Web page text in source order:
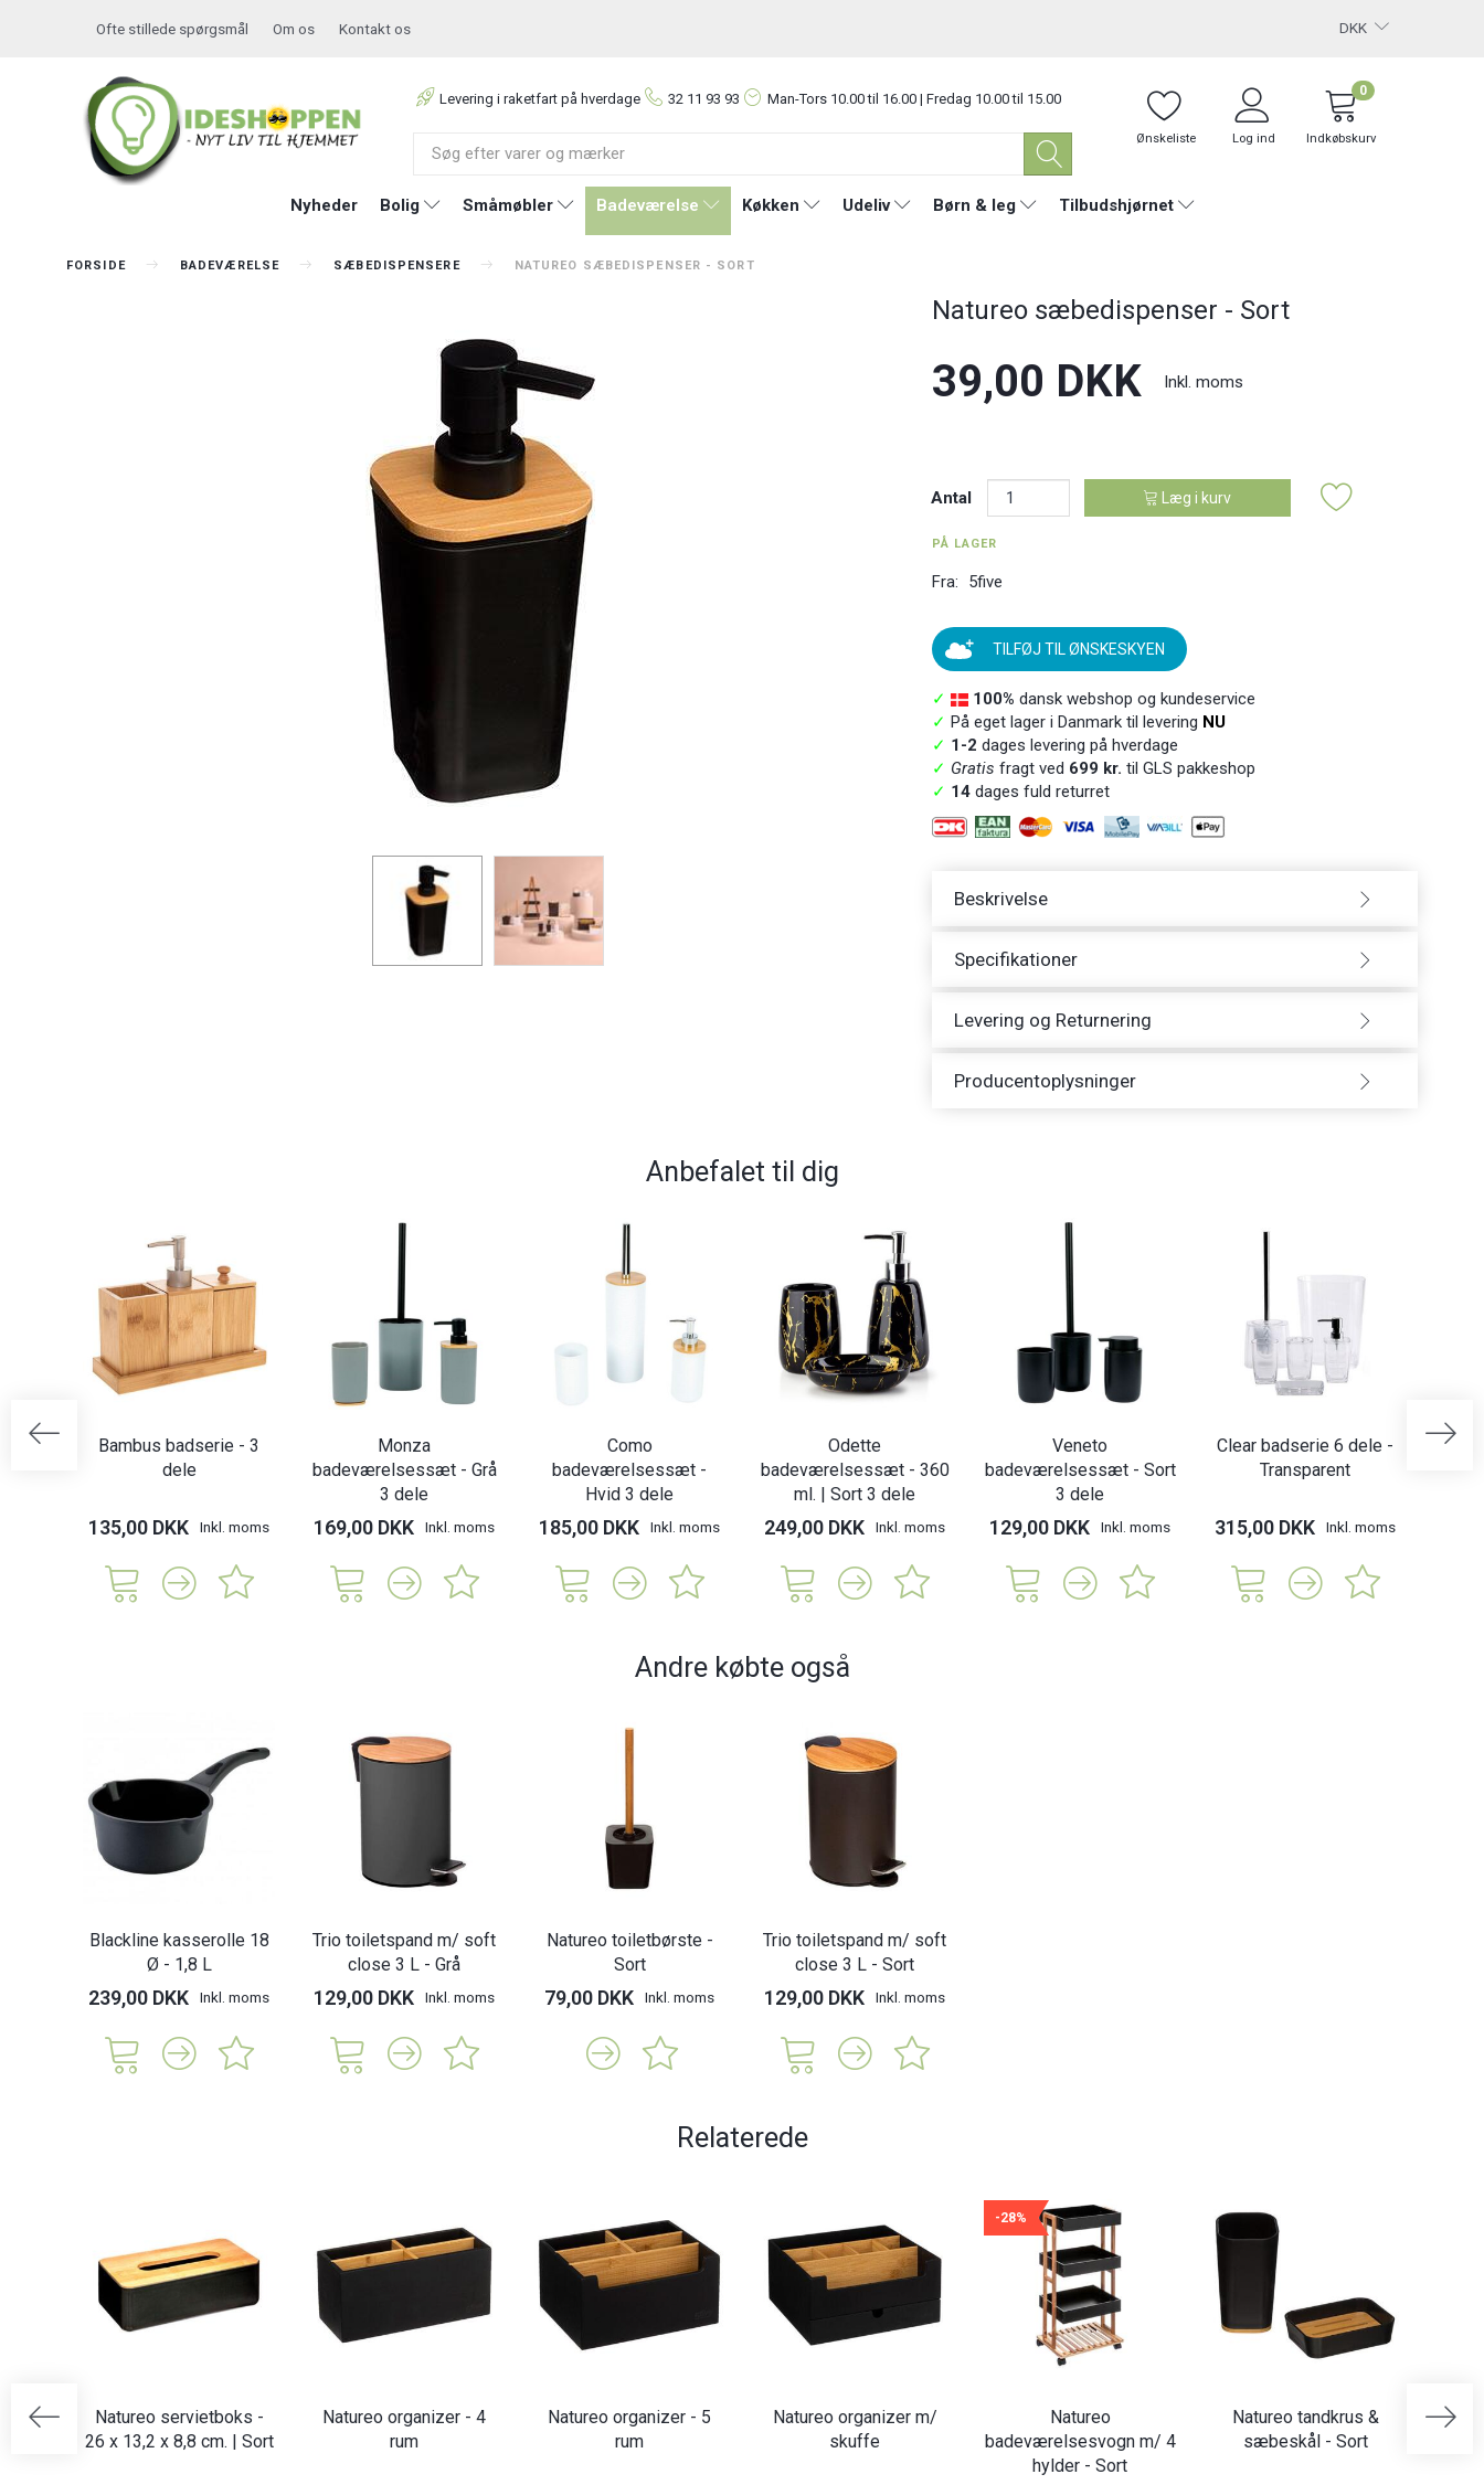
DKK
Ofte stillede spørgsmål Om os Kontakt os
Levering i raketfart på hverdage 32 11 93 93 Man-Tors 10.00 til 16.00 | Fredag 10.00 til 15.00
Ønskeliste Log ind Indkøbskurv
0
Nyheder Bolig Småmøbler Badeværelse Køkken Udeliv Børn & leg Tilbudshjørnet
FORSIDE BADEVÆRELSE SÆBEDISPENSERE NATUREO SÆBEDISPENSER - SORT
Natureo sæbedispenser - Sort
39,00 DKK Inkl. moms
Antal Læg i kurv
PÅ LAGER
Fra: 5five
TILFØJ TIL ØNSKESKYEN
✓ 100% dansk webshop og kundeservice
✓ På eget lager i Danmark til levering NU
✓ 1-2 dages levering på hverdage
✓ Gratis fragt ved 699 kr. til GLS pakkeshop
✓ 14dages fuld returret
Beskrivelse
Specifikationer
Levering og Returnering
Producentoplysninger
Anbefalet til dig
Bambus badserie - 3
dele
135,00 DKK Inkl. moms
Monza
badeværelsessæt - Grå
3 dele
169,00 DKK Inkl. moms
Como
badeværelsessæt -
Hvid 3 dele
185,00 DKK Inkl. moms
Odette
badeværelsessæt - 360
ml. | Sort 3 dele
249,00 DKK Inkl. moms
Veneto
badeværelsessæt - Sort
3 dele
129,00 DKK Inkl. moms
Clear badserie 6 dele -
Transparent
315,00 DKK Inkl. moms
Lea
Andre købte også
Blackline kasserolle 18
Ø - 1,8 L
239,00 DKK Inkl. moms
Trio toiletspand m/ soft
close 3 L - Grå
129,00 DKK Inkl. moms
Natureo toiletbørste -
Sort
79,00 DKK Inkl. moms
Trio toiletspand m/ soft
close 3 L - Sort
129,00 DKK Inkl. moms
Relaterede
Natureo servietboks -
26 x 13,2 x 8,8 cm. | Sort
Natureo organizer - 4
rum
Natureo organizer - 5
rum
Natureo organizer m/
skuffe
-28%
Natureo
badeværelsesvogn m/ 4
hylder - Sort
Natureo tandkrus &
sæbeskål - Sort